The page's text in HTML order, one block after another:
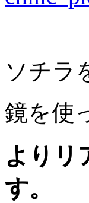
ソチラ
鏡を使
よりリ
す。